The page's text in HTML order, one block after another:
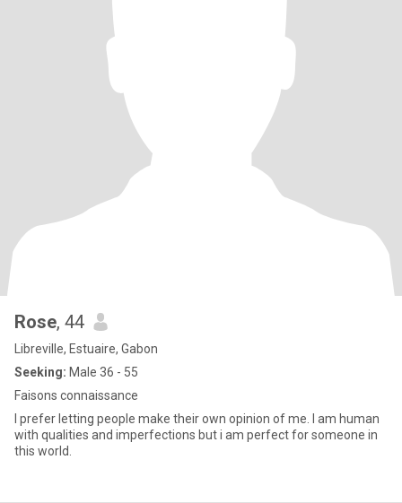
Rose, 44
Libreville, Estuaire, Gabon
Seeking: Male 36 - 55
Faisons connaissance
I prefer letting people make their own opinion of me. I am human
with qualities and imperfections but i am perfect for someone in
this world.